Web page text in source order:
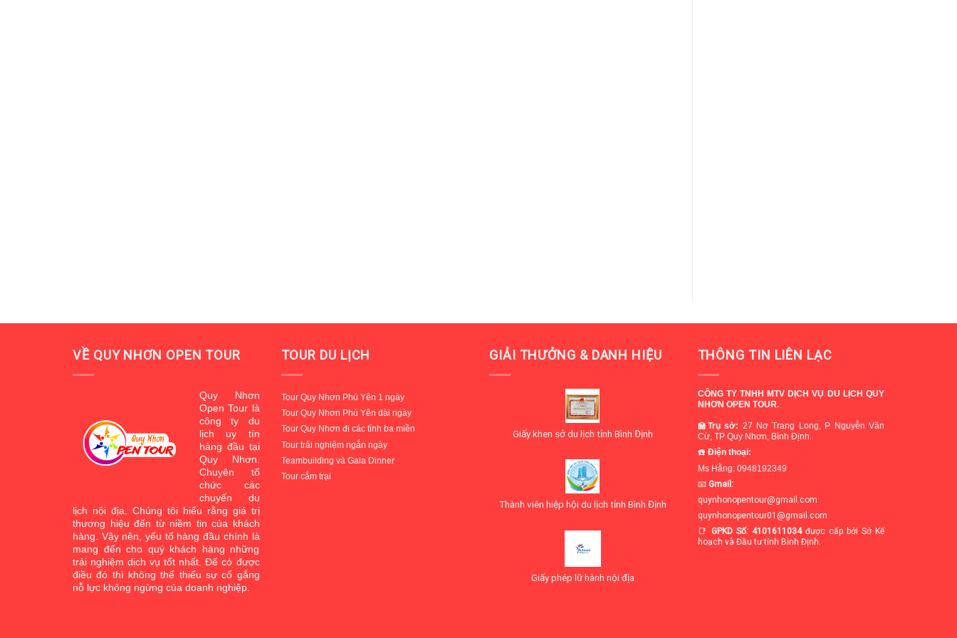
VỀ QUY NHƠN OPEN TOUR
Quy Nhơn
Open Tour là
công ty du
lịch uy tín
hàng đầu tại
Quy Nhơn.
Chuyên tổ
chức các
chuyến du
lịch nội địa. Chúng tôi hiểu rằng giá trị
thương hiệu đến từ niềm tin của khách
hàng. Vậy nên, yếu tố hàng đầu chính là
mang đến cho quý khách hàng những
trải nghiệm dịch vụ tốt nhất. Để có được
điều đó thì không thể thiếu sự cố gắng
nỗ lực không ngừng của doanh nghiệp.
TOUR DU LỊCH
Tour Quy Nhơn Phú Yên 1 ngày
Tour Quy Nhơn Phú Yên dài ngày
Tour Quy Nhơn đi các tỉnh ba miền
Tour trải nghiệm ngắn ngày
Teambuilding và Gala Dinner
Tour cắm trại
GIẢI THƯỞNG & DANH HIỆU
Giấy khen sở du lịch tỉnh Bình Định
Thành viên hiệp hội du lịch tỉnh Bình Định
Giấy phép lữ hành nội địa
THÔNG TIN LIÊN LẠC
CÔNG TY TNHH MTV DỊCH VỤ DU LỊCH QUY
NHƠN OPEN TOUR.
🏫 Trụ sở: 27 Nơ Trang Long, P Nguyễn Văn
Cừ, TP Quy Nhơn, Bình Định.
☎️ Điện thoại:
Ms Hằng: 0948192349
📧 Gmail:
quynhonopentour@gmail.com
quynhonopentour01@gmail.com
📑 GPKD Số: 4101611034được cấp bởi Sở Kế
hoạch và Đầu tư tỉnh Bình Định.